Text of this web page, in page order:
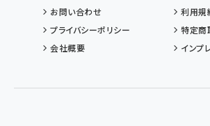
お問い合わせ
利用規
プライバシーポリシー
特定商
会社概要
インプ